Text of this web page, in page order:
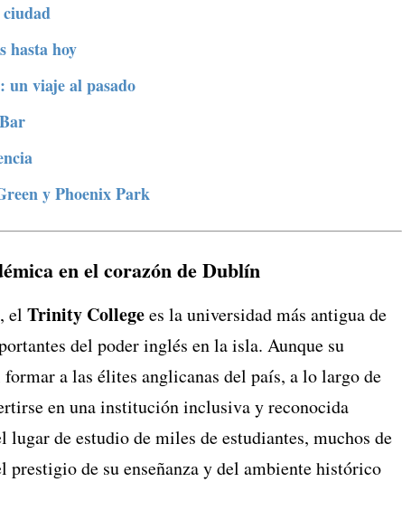
hasta hoy
viaje al pasado
y Phoenix Park
en el corazón de Dublín
el Trinity Collegees la universidad más antigua de
del poder inglés en la isla. Aunque su
a las élites anglicanas del país, a lo largo de
en una institución inclusiva y reconocida
de estudio de miles de estudiantes, muchos de
de su enseñanza y del ambiente histórico